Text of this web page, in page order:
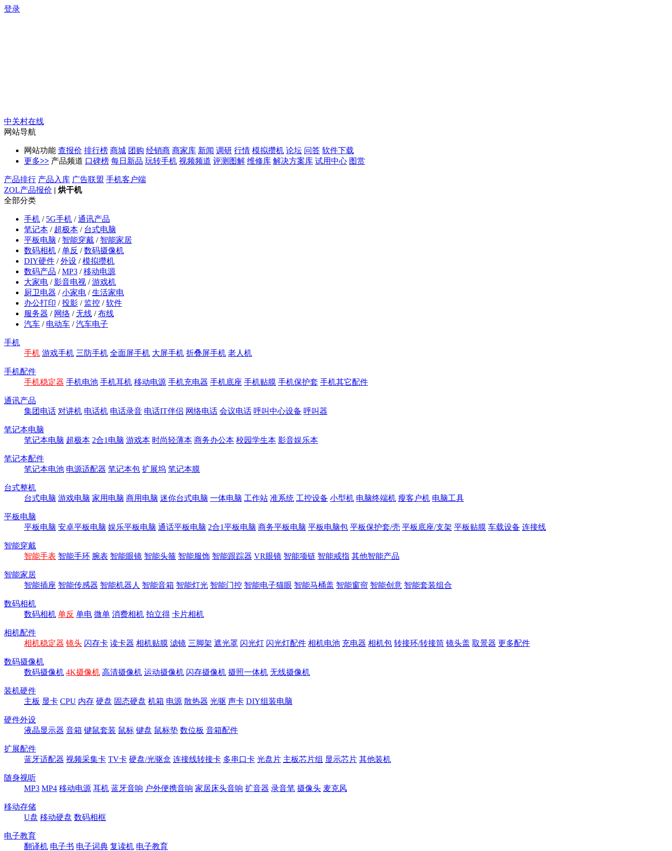
登录
中关村在线
网站导航
网站功能 查报价 排行榜 商城 团购 经销商 商家库 新闻 调研 行情 模拟攒机 论坛 问答 软件下载
更多>> 产品频道 口碑榜 每日新品 玩转手机 视频频道 评测图解 维修库 解决方案库 试用中心 图赏
产品排行 产品入库 广告联盟 手机客户端
ZOL产品报价 | 烘干机
全部分类
手机 / 5G手机 /通讯产品
笔记本 / 超极本 / 台式电脑
平板电脑 / 智能穿戴 / 智能家居
数码相机 /单反 /数码摄像机
DIY硬件 /外设 /模拟攒机
数码产品 /MP3 /移动电源
大家电 /影音电视 /游戏机
厨卫电器 /小家电 /生活家电
办公打印 /投影 / 监控 /软件
服务器 / 网络 /无线 /布线
汽车 / 电动车 /汽车电子
手机
手机 游戏手机 三防手机 全面屏手机 大屏手机 折叠屏手机 老人机
手机配件
手机稳定器 手机电池 手机耳机 移动电源 手机充电器 手机底座 手机贴膜 手机保护套 手机其它配件
通讯产品
集团电话 对讲机 电话机 电话录音 电话IT伴侣 网络电话 会议电话 呼叫中心设备 呼叫器
笔记本电脑
笔记本电脑 超极本 2合1电脑 游戏本 时尚轻薄本 商务办公本 校园学生本 影音娱乐本
笔记本配件
笔记本电池 电源适配器 笔记本包 扩展坞 笔记本膜
台式整机
台式电脑 游戏电脑 家用电脑 商用电脑 迷你台式电脑 一体电脑 工作站 准系统 工控设备 小型机 电脑终端机 瘦客户机 电脑工具
平板电脑
平板电脑 安卓平板电脑 娱乐平板电脑 通话平板电脑 2合1平板电脑 商务平板电脑 平板电脑包 平板保护套/壳 平板底座/支架 平板贴膜 车载设备 连接线
智能穿戴
智能手表 智能手环 腕表 智能眼镜 智能头箍 智能服饰 智能跟踪器 VR眼镜 智能项链 智能戒指 其他智能产品
智能家居
智能插座 智能传感器 智能机器人 智能音箱 智能灯光 智能门控 智能电子猫眼 智能马桶盖 智能窗帘 智能创意 智能套装组合
数码相机
数码相机 单反 单电 微单 消费相机 拍立得 卡片相机
相机配件
相机稳定器 镜头 闪存卡 读卡器 相机贴膜 滤镜 三脚架 遮光罩 闪光灯 闪光灯配件 相机电池 充电器 相机包 转接环/转接筒 镜头盖 取景器 更多配件
数码摄像机
数码摄像机 4K摄像机 高清摄像机 运动摄像机 闪存摄像机 摄照一体机 无线摄像机
装机硬件
主板 显卡 CPU 内存 硬盘 固态硬盘 机箱 电源 散热器 光驱 声卡 DIY组装电脑
硬件外设
液晶显示器 音箱 键鼠套装 鼠标 键盘 鼠标垫 数位板 音箱配件
扩展配件
蓝牙适配器 视频采集卡 TV卡 硬盘/光驱盒 连接线转接卡 多串口卡 光盘片 主板芯片组 显示芯片 其他装机
随身视听
MP3 MP4 移动电源 耳机 蓝牙音响 户外便携音响 家居床头音响 扩音器 录音笔 摄像头 麦克风
移动存储
U盘 移动硬盘 数码相框
电子教育
翻译机 电子书 电子词典 复读机 电子教育